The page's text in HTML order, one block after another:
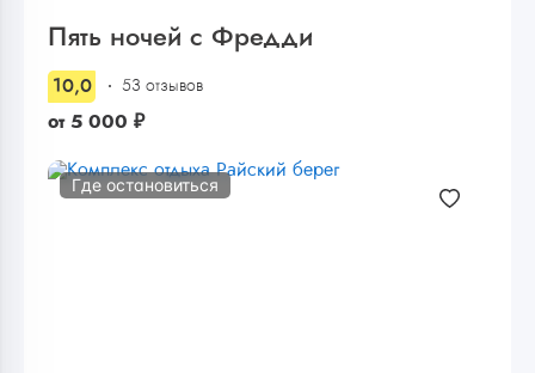
Пять ночей с Фредди
10,0 53 отзывов
от 5 000 ₽
Где остановиться